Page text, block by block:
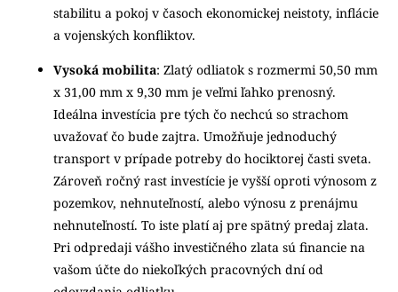
stabilitu a pokoj v časoch ekonomickej neistoty, inflácie
a vojenských konfliktov.
Vysoká mobilita: Zlatý odliatok s rozmermi50,50 mm
x 31,00 mm x 9,30 mm je veľmi ľahko prenosný.
Ideálna investícia pre tých čo nechcú so strachom
uvažovať čo bude zajtra. Umožňuje jednoduchý
transport v prípade potreby do hociktorej časti sveta.
Zároveň ročný rast investície je vyšší oproti výnosom z
pozemkov, nehnuteľností, alebo výnosu z prenájmu
nehnuteľností. To iste platí aj pre spätný predaj zlata.
Pri odpredaji vášho investičného zlata sú financie na
vašom účte do niekoľkých pracovných dní od